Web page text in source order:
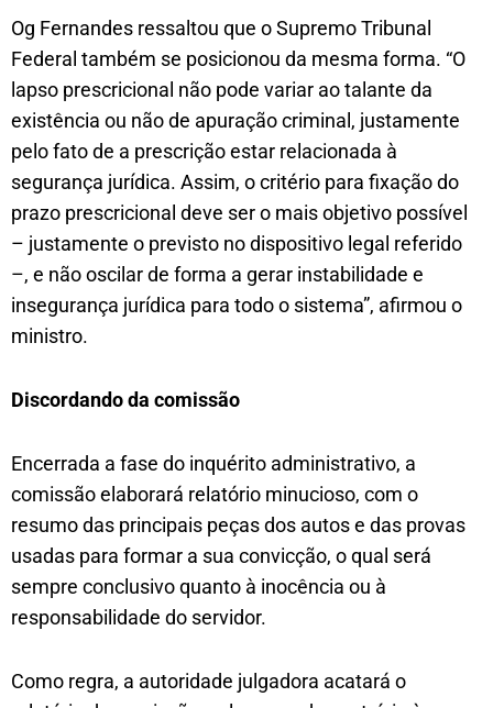
Og Fernandes ressaltou que o Supremo Tribunal
Federal também se posicionou da mesma forma. “O
lapso prescricional não pode variar ao talante da
existência ou não de apuração criminal, justamente
pelo fato de a prescrição estar relacionada à
segurança jurídica. Assim, o critério para fixação do
prazo prescricional deve ser o mais objetivo possível
– justamente o previsto no dispositivo legal referido
–, e não oscilar de forma a gerar instabilidade e
insegurança jurídica para todo o sistema”, afirmou o
ministro.
Discordando da com​issão
Encerrada a fase do inquérito administrativo, a
comissão elaborará relatório minucioso, com o
resumo das principais peças dos autos e das provas
usadas para formar a sua convicção, o qual será
sempre conclusivo quanto à inocência ou à
responsabilidade do servidor.
Como regra, a autoridade julgadora acatará o